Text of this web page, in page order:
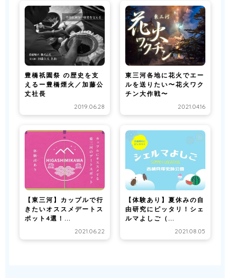
豊橋祇園祭 の歴史を支
えるー豊橋煙火／加藤公
丈社長
2019.06.28
東三河各地に花火でエー
ルを送りたい〜花火ワク
チン大作戦〜
2021.04.16
【東三河】カップルで行
きたいオススメデートス
ポット4選！...
2021.06.22
【体験あり】夏休みの自
由研究にピッタリ！シェ
ルマよしご（...
2021.08.05